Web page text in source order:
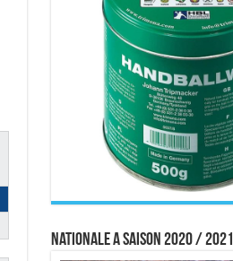
Nationale A saison 2020 / 2021